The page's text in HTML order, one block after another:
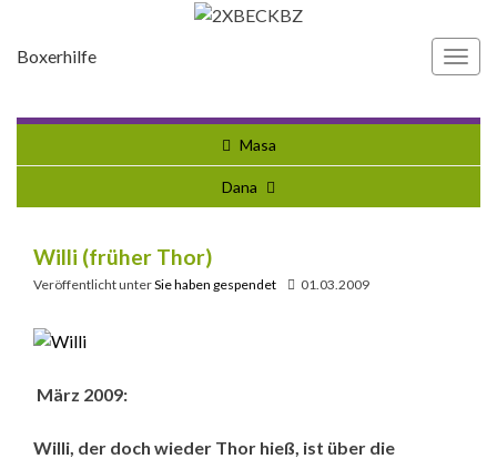
Boxerhilfe
Masa
Dana
Willi (früher Thor)
Veröffentlicht unterSie haben gespendet 01.03.2009
März 2009:
Willi, der doch wieder Thor hieß, ist über die